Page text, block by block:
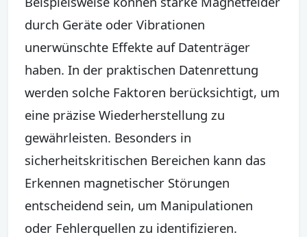
durch Geräte oder Vibrationen
unerwünschte Effekte auf Datenträger
haben. In der praktischen Datenrettung
werden solche Faktoren berücksichtigt, um
eine präzise Wiederherstellung zu
gewährleisten. Besonders in
sicherheitskritischen Bereichen kann das
Erkennen magnetischer Störungen
entscheidend sein, um Manipulationen
oder Fehlerquellen zu identifizieren.